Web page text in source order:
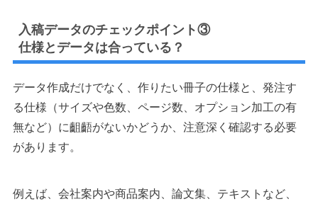
入稿データのチェックポイント③
仕様とデータは合っている？
データ作成だけでなく、作りたい冊子の仕様と、発注す
る仕様（サイズや色数、ページ数、オプション加工の有
無など）に齟齬がないかどうか、注意深く確認する必要
があります。
例えば、会社案内や商品案内、論文集、テキストなど、